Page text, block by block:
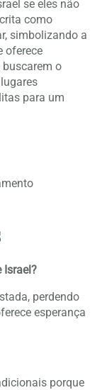
se eles não
como
simbolizando a
oferece
o
para um
Israel?
perdendo
esperança
porque